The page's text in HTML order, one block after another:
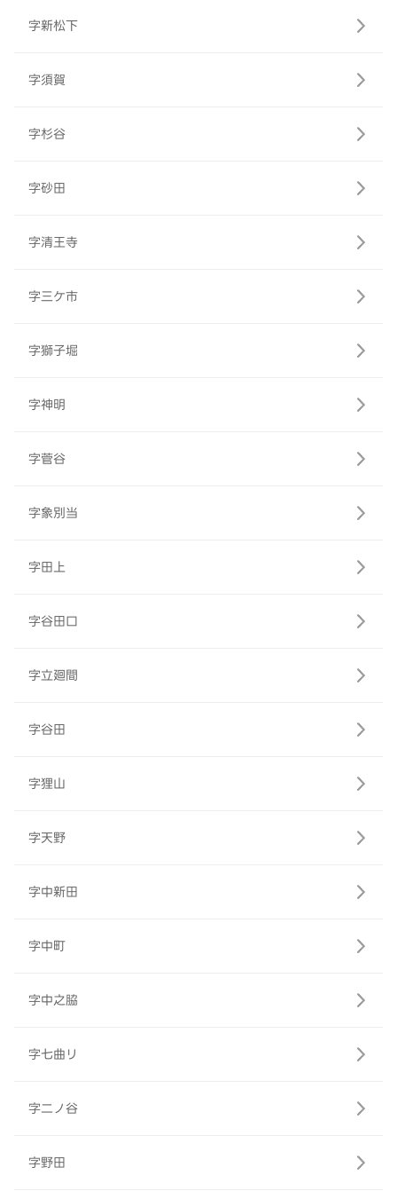
字新松下
字須賀
字杉谷
字砂田
字清王寺
字三ケ市
字獅子堀
字神明
字菅谷
字象別当
字田上
字谷田口
字立廻間
字谷田
字狸山
字天野
字中新田
字中町
字中之脇
字七曲リ
字二ノ谷
字野田